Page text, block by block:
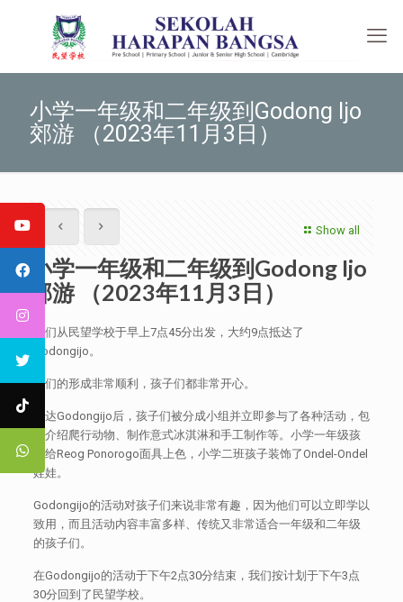
小学一年级和二年级到Godong Ijo
郊游 （2023年11月3日）
Show all
小学一年级和二年级到Godong Ijo
郊游 （2023年11月3日）
我们从民望学校于早上7点45分出发，大约9点抵达了
Godongijo。
我们的形成非常顺利，孩子们都非常开心。
抵达Godongijo后，孩子们被分成小组并立即参与了各种活动，包
括介绍爬行动物、制作意式冰淇淋和手工制作等。小学一年级孩
子给Reog Ponorogo面具上色，小学二班孩子装饰了Ondel-Ondel
娃娃。
Godongijo的活动对孩子们来说非常有趣，因为他们可以立即学以
致用，而且活动内容丰富多样、传统又非常适合一年级和二年级
的孩子们。
在Godongijo的活动于下午2点30分结束，我们按计划于下午3点
30分回到了民望学校。